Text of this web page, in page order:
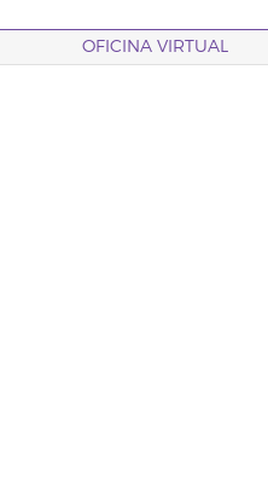
OFICINA VIRTUAL